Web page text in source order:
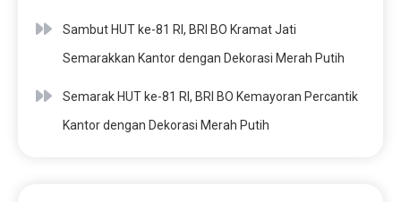
Sambut HUT ke-81 RI, BRI BO Kramat Jati
Semarakkan Kantor dengan Dekorasi Merah Putih
Semarak HUT ke-81 RI, BRI BO Kemayoran Percantik
Kantor dengan Dekorasi Merah Putih